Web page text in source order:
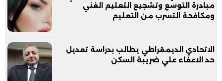
مبادرة التوسع وتشجيع التعليم الفني
ومكافحة التسرب من التعليم
الاتحادي الديمقراطي يطالب بدراسة تعديل
حد الاعفاء علي ضريبة السكن